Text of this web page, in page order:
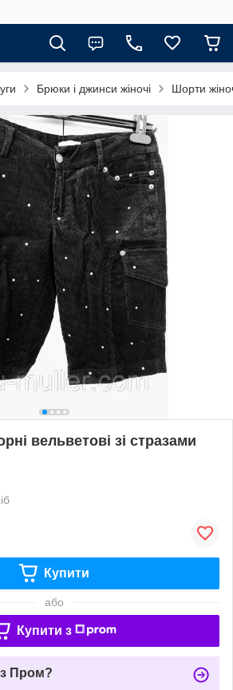
Брюки і джинси жіночі Шорти
вельветові зі стразами
Купити
або
Купити з
Пром?